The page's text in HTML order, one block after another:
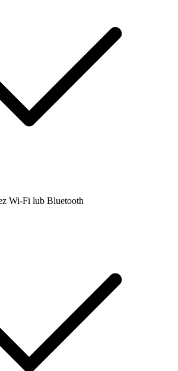
Wi-Fi lub Bluetooth